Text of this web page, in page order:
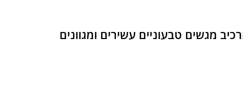
מגשים טבעוניים עשירים ומגוונים